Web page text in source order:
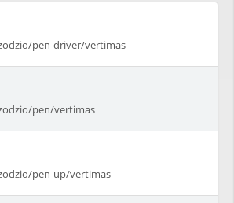
pen-driver/vertimas
pen/vertimas
pen-up/vertimas